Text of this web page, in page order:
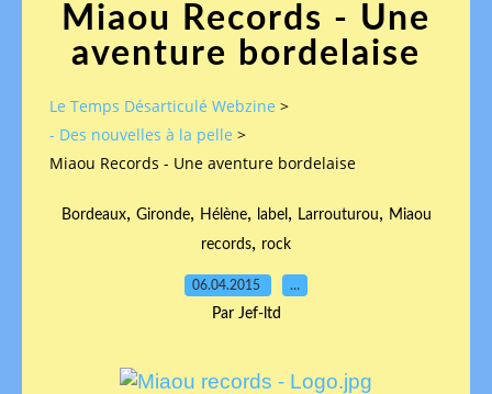
Miaou Records - Une
aventure bordelaise
Le Temps Désarticulé Webzine >
- Des nouvelles à la pelle >
Miaou Records - Une aventure bordelaise
Bordeaux, Gironde, Hélène, label, Larrouturou, Miaou
records, rock
06.04.2015 …
Par Jef-ltd